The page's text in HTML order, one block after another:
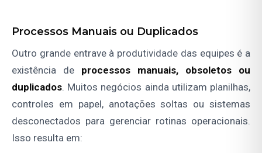
Processos Manuais ou Duplicados
Outro grande entrave à produtividade das equipes é a
existência de processos manuais, obsoletos ou
duplicados. Muitos negócios ainda utilizam planilhas,
controles em papel, anotações soltas ou sistemas
desconectados para gerenciar rotinas operacionais.
Isso resulta em: